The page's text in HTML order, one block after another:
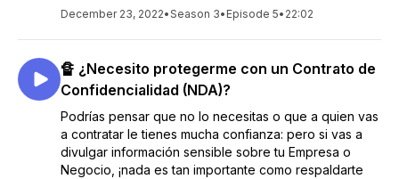
December 23, 2022•Season 3• Episode 5• 22:02
🔏 ¿Necesito protegerme con un Contrato de
Confidencialidad (NDA)?
Podrías pensar que no lo necesitas o que a quien vas
a contratar le tienes mucha confianza: pero si vas a
divulgar información sensible sobre tu Empresa o
Negocio, ¡nada es tan importante como respaldarte